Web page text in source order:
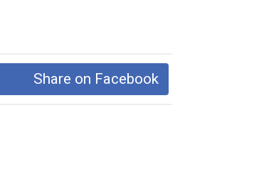
Share on Facebook